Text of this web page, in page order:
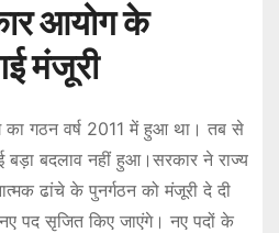
आयोग के
मंजूरी
का गठन वर्ष 2011 में हुआ था। तब से
बदलाव नहीं हुआ।सरकार ने राज्य
ढांचे के पुनर्गठन को मंजूरी दे दी
पद सृजित किए जाएंगे। नए पदों के